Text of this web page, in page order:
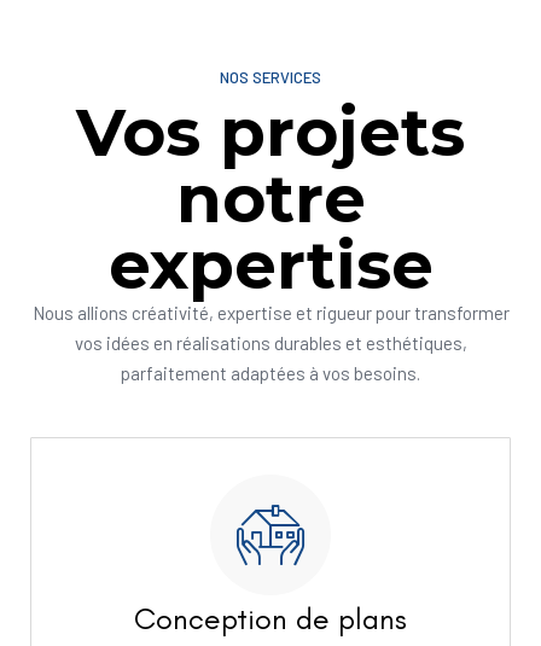
NOS SERVICES
Vos projets
notre
expertise
Nous allions créativité, expertise et rigueur pour transformer
vos idées en réalisations durables et esthétiques,
parfaitement adaptées à vos besoins.
Conception de plans